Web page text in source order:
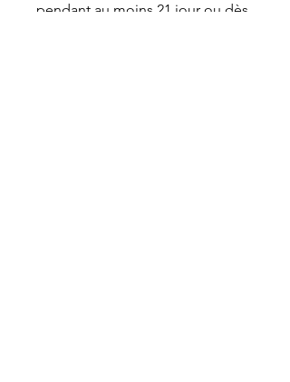
pendant au moins 21 jour ou dès